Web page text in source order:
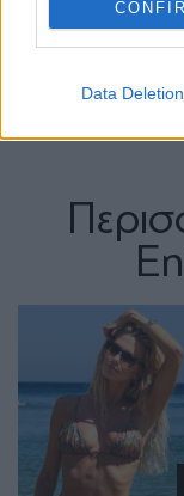
Data Deletion